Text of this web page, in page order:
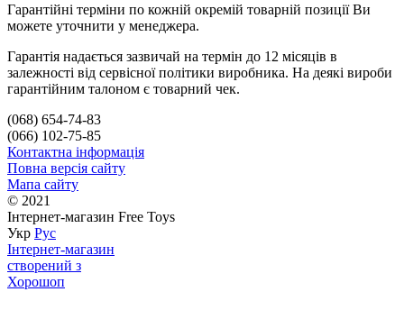
Гарантійні терміни по кожній окремій товарній позиції Ви
можете уточнити у менеджера.
Гарантія надається зазвичай на термін до 12 місяців в
залежності від сервісної політики виробника. На деякі вироби
гарантійним талоном є товарний чек.
(068) 654-74-83
(066) 102-75-85
Контактна інформація
Повна версія сайту
Мапа сайту
© 2021
Інтернет-магазин Free Toys
Укр Рус
Інтернет-магазин
створений з
Хорошоп